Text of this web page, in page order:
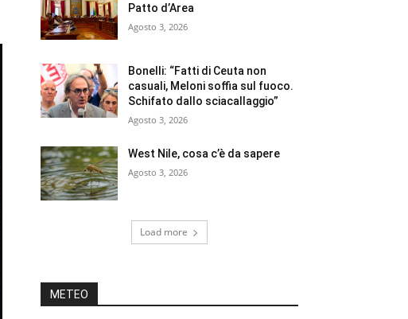
Patto d’Area
Agosto 3, 2026
Bonelli: “Fatti di Ceuta non
casuali, Meloni soffia sul fuoco.
Schifato dallo sciacallaggio”
Agosto 3, 2026
West Nile, cosa c’è da sapere
Agosto 3, 2026
Load more
METEO